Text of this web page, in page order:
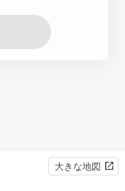
大きな地図